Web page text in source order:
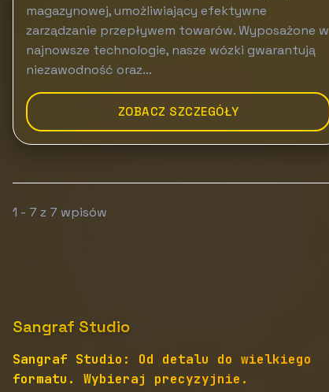
magazynowej, umożliwiający efektywne
zarządzanie przepływem towarów. Wyposażone w
najnowsze technologie, nasze wózki gwarantują
niezawodność oraz...
ZOBACZ SZCZEGÓŁY
1 - 7 z 7 wpisów
Sangraf Studio
Sangraf Studio: Od detalu do wielkiego
formatu. Wybieraj precyzyjnie.